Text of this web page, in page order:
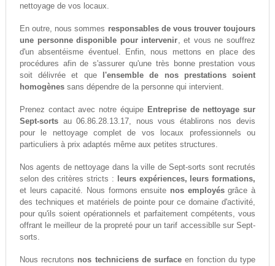
nettoyage de vos locaux.
En outre, nous sommes responsables de vous trouver toujours
une personne disponible pour intervenir, et vous ne souffrez
d'un absentéisme éventuel. Enfin, nous mettons en place des
procédures afin de s'assurer qu'une très bonne prestation vous
soit délivrée et que
l'ensemble de nos prestations soient
homogènessans dépendre de la personne qui intervient.
Prenez contact avec notre équipe Entreprise de nettoyage sur
Sept-sortsau 06.86.28.13.17, nous vous établirons nos devis
pour le nettoyage complet de vos locaux professionnels ou
particuliers à prix adaptés même aux petites structures.
Nos agents de nettoyage dans la ville de Sept-sorts sont recrutés
selon des critères stricts :
leurs expériences, leurs formations,
et leurs capacité. Nous formons ensuite nos employésgrâce à
des techniques et matériels de pointe pour ce domaine d'activité,
pour qu'ils soient opérationnels et parfaitement compétents, vous
offrant le meilleur de la propreté pour un tarif accessiblle sur Sept-
sorts.
Nous recrutons nos techniciens de surface en fonction du type